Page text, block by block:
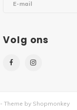
Volg ons
- Theme by Shopmonkey